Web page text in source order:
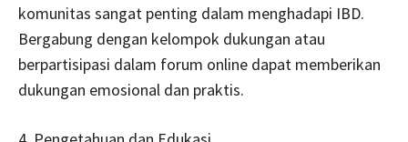
komunitas sangat penting dalam menghadapi IBD.
Bergabung dengan kelompok dukungan atau
berpartisipasi dalam forum online dapat memberikan
dukungan emosional dan praktis.